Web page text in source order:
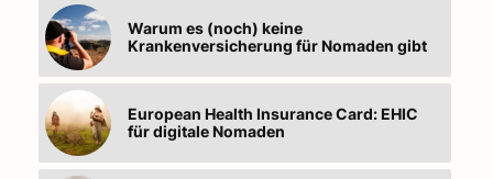
Warum es (noch) keine
Krankenversicherung für Nomaden gibt
European Health Insurance Card: EHIC
für digitale Nomaden